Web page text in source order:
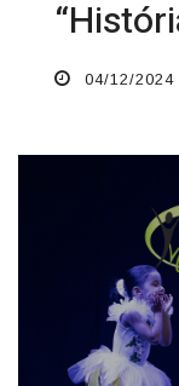
Dança